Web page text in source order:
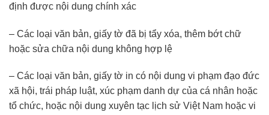
định được nội dung chính xác
– Các loại văn bản, giấy tờ đã bị tẩy xóa, thêm bớt chữ
hoặc sửa chữa nội dung không hợp lệ
– Các loại văn bản, giấy tờ in có nội dung vi phạm đạo đức
xã hội, trái pháp luật, xúc phạm danh dự của cá nhân hoặc
tổ chức, hoặc nội dung xuyên tạc lịch sử Việt Nam hoặc vi